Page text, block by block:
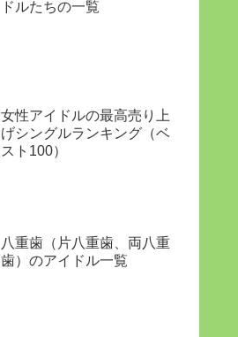
ドルたちの一覧
女性アイドルの最高売り上
げシングルランキング（ベ
スト100）
八重歯（片八重歯、両八重
歯）のアイドル一覧